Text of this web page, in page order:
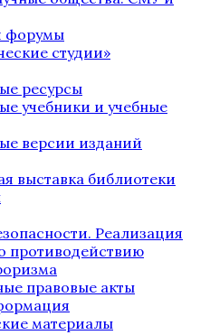
форумы
студии»
ресурсы
учебники и учебные
версии изданий
выставка библиотеки
Реализация
противодействию
правовые акты
материалы